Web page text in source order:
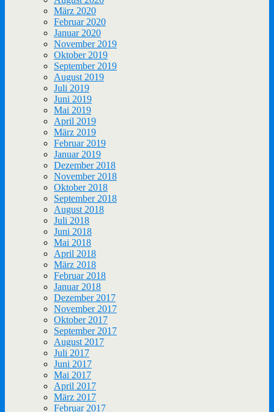
März 2020
Februar 2020
Januar 2020
November 2019
Oktober 2019
September 2019
August 2019
Juli 2019
Juni 2019
Mai 2019
April 2019
März 2019
Februar 2019
Januar 2019
Dezember 2018
November 2018
Oktober 2018
September 2018
August 2018
Juli 2018
Juni 2018
Mai 2018
April 2018
März 2018
Februar 2018
Januar 2018
Dezember 2017
November 2017
Oktober 2017
September 2017
August 2017
Juli 2017
Juni 2017
Mai 2017
April 2017
März 2017
Februar 2017